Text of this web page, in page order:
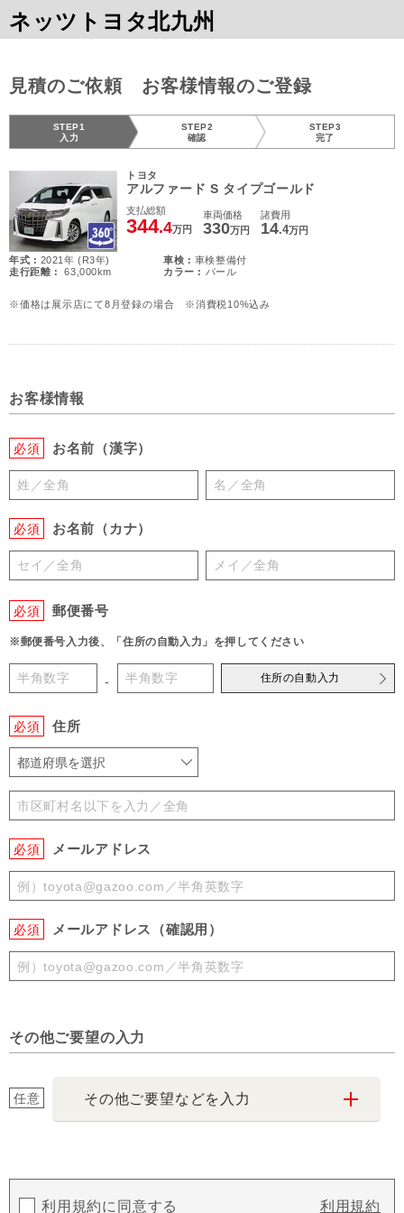
ネッツトヨタ北九州
見積のご依頼 お客様情報のご登録
STEP1
入力
STEP2
確認
STEP3
完了
トヨタ
アルファード S タイプゴールド
支払総額
344.4万円
車両価格
330万円
諸費用
14.4万円
年式 : 2021年 (R3年) 車検 : 車検整備付
走行距離 :
63,000km カラー : パール
※価格は展示店にて8月登録の場合 ※消費税10%込み
お客様情報
必須 お名前（漢字）
必須 お名前（カナ）
必須 郵便番号
※郵便番号入力後、「住所の自動入力」を押してください
- 住所の自動入力
必須 住所
都道府県を選択
必須 メールアドレス
必須 メールアドレス（確認用）
その他ご要望の入力
任意 その他ご要望などを入力
利用規約に同意する 利用規約